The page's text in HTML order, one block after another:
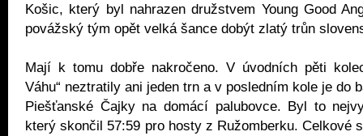
Košic, který byl nahrazen družstvem Young Good
povážský tým opět velká šance dobýt zlatý trůn
Mají k tomu dobře nakročeno. V úvodních pěti
Váhu“ neztratily ani jeden trn a v posledním kole je do
Piešťanské Čajky na domácí palubovce. Byl to
který skončil 57:59 pro hosty z Ružomberku. Celkové